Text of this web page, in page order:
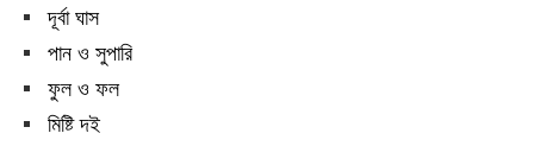
দূর্বা ঘাস
পান ও সুপারি
ফুল ও ফল
মিষ্টি দই